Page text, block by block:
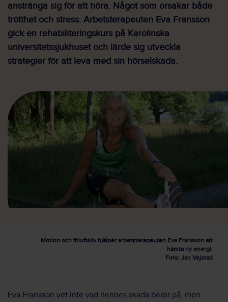
anstränga sig för att höra. Något som orsakar både
trötthet och stress. Arbetsterapeuten Eva Fransson
gick en rehabiliteringskurs på Karolinska
universitetssjukhuset och lärde sig utveckla
strategier för att leva med sin hörselskada.
Motion och friluftsliv hjälper arbetsterapeuten Eva Fransson att
hämta ny energi.
Foto: Jan Vejstad
Eva Fransson vet inte vad hennes skada beror på, men